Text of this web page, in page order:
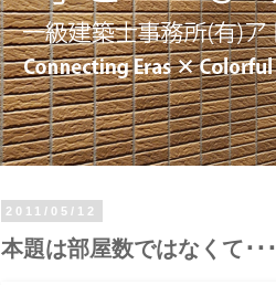
2011/05/12
本題は部屋数ではなくて･･